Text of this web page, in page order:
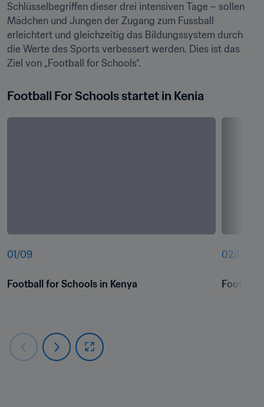
Schlüsselbegriffen dieser drei intensiven Tage – sollen
Mädchen und Jungen der Zugang zum Fussball
erleichtert und gleichzeitig das Bildungssystem durch
die Werte des Sports verbessert werden. Dies ist das
Ziel von „Football for Schools“.
Football For Schools startet in Kenia
01 /09
Football for Schools in Kenya
02/09
Football